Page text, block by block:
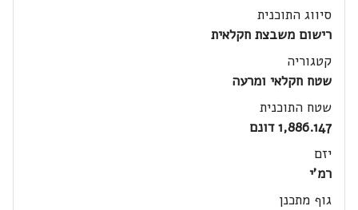
סיווג התוכנית
רישום משבצת חקלאית
קטגוריה
שטח חקלאי ומרעה
שטח התוכנית
1,886.147 דונם
יזם
רמ'י
גוף מתכנן